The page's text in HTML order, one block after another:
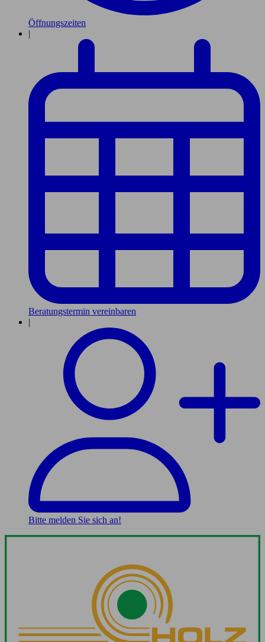
Öffnungszeiten
|
Beratungstermin vereinbaren
|
Bitte melden Sie sich an!